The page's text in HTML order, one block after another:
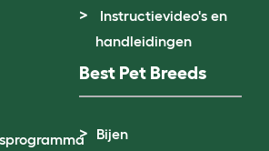
Instructievideo's en
handleidingen
Best Pet Breeds
Bijen